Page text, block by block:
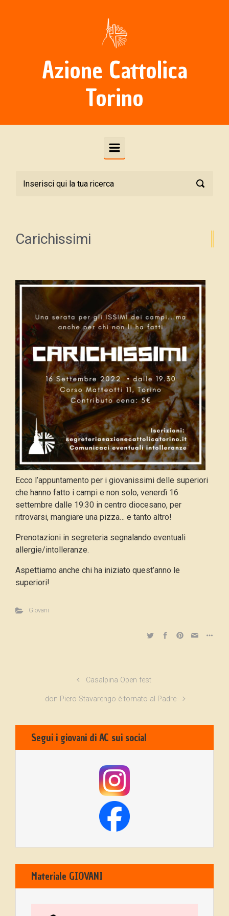
Azione Cattolica
Torino
Carichissimi
Ecco l’appuntamento per i giovanissimi delle superiori
che hanno fatto i campi e non solo, venerdì 16
settembre dalle 19:30 in centro diocesano, per
ritrovarsi, mangiare una pizza… e tanto altro!
Prenotazioni in segreteria segnalando eventuali
allergie/intolleranze.
Aspettiamo anche chi ha iniziato quest’anno le
superiori!
Giovani
Casalpina Open fest
don Piero Stavarengo è tornato al Padre
Segui i giovani di AC sui social
Materiale GIOVANI